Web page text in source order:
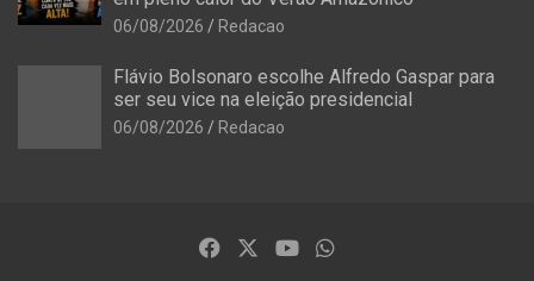
06/08/2026 Redacao
Flávio Bolsonaro escolhe Alfredo Gaspar para
ser seu vice na eleição presidencial
06/08/2026 Redacao